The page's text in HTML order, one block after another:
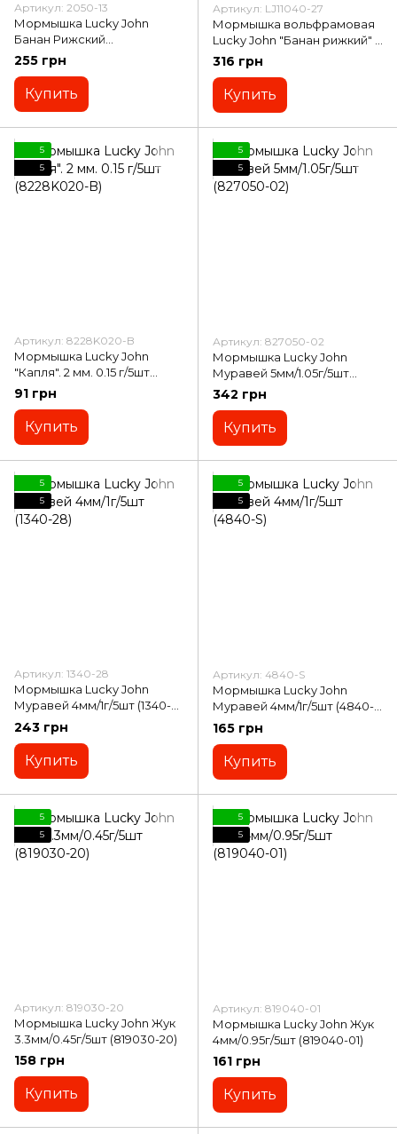
Артикул: 2050-13
Мормышка Lucky John
Банан Рижский
5мм/1.57г/5шт (2050-13)
255 грн
Купить
Артикул: LJ11040-27
Мормышка вольфрамовая
Lucky John "Банан рижкий" с
петлей (крашеная). 4 мм.
1.85г/5 шт (LJ11040-27)
316 грн
Купить
5
5
Артикул: 8228K020-B
Мормышка Lucky John
"Капля". 2 мм. 0.15 г/5шт
(8228K020-B)
91 грн
Купить
5
5
Артикул: 827050-02
Мормышка Lucky John
Муравей 5мм/1.05г/5шт
(827050-02)
342 грн
Купить
5
5
Артикул: 1340-28
Мормышка Lucky John
Муравей 4мм/1г/5шт (1340-
28)
243 грн
Купить
5
5
Артикул: 4840-S
Мормышка Lucky John
Муравей 4мм/1г/5шт (4840-
S)
165 грн
Купить
5
5
Артикул: 819030-20
Мормышка Lucky John Жук
3.3мм/0.45г/5шт (819030-20)
158 грн
Купить
5
5
Артикул: 819040-01
Мормышка Lucky John Жук
4мм/0.95г/5шт (819040-01)
161 грн
Купить